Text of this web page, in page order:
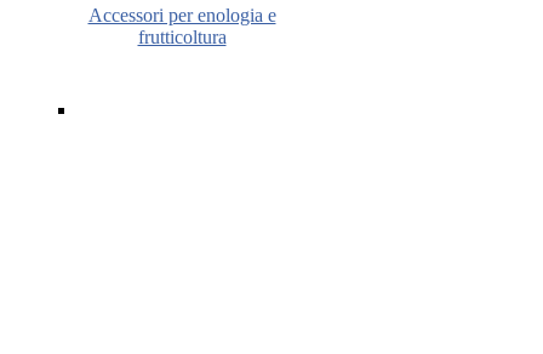
Accessori per enologia e
frutticoltura